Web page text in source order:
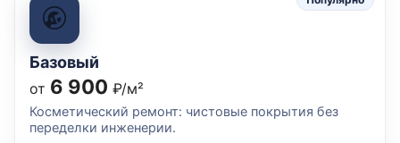
Базовый
от 6 900 ₽/м²
Косметический ремонт: чистовые покрытия без
переделки инженерии.